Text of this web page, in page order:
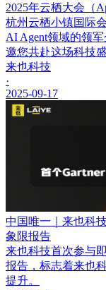
2025年云栖大会（
杭州云栖小镇国际
AI Agent领域的领
邀您共赴这场科技盛
来也科技
·
2025-09-17
中国唯一｜来也科
象限报告
来也科技首次参与
报告，标志着来也
提升。